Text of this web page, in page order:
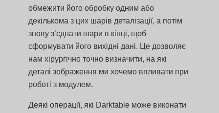
обмежити його обробку одним або
декількома з цих шарів деталізації, а потім
знову з’єднати шари в кінці, щоб
сформувати його вихідні дані. Це дозволяє
нам хірургічно точно визначити, на які
деталі зображення ми хочемо впливати при
роботі з модулем.
Деякі операції, які Darktable може виконати